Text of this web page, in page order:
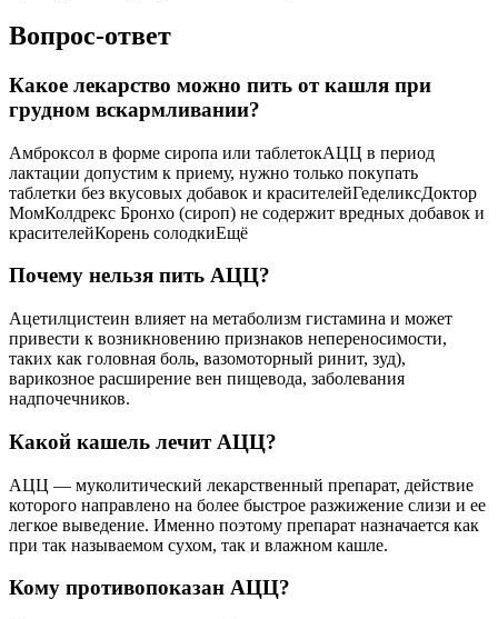
Вопрос-ответ
Какое лекарство можно пить от кашля при
грудном вскармливании?
Амброксол в форме сиропа или таблетокАЦЦ в период
лактации допустим к приему, нужно только покупать
таблетки без вкусовых добавок и красителейГеделиксДоктор
МомКолдрекс Бронхо (сироп) не содержит вредных добавок и
красителейКорень солодкиЕщё
Почему нельзя пить АЦЦ?
Ацетилцистеин влияет на метаболизм гистамина и может
привести к возникновению признаков непереносимости,
таких как головная боль, вазомоторный ринит, зуд),
варикозное расширение вен пищевода, заболевания
надпочечников.
Какой кашель лечит АЦЦ?
АЦЦ — муколитический лекарственный препарат, действие
которого направлено на более быстрое разжижение слизи и ее
легкое выведение. Именно поэтому препарат назначается как
при так называемом сухом, так и влажном кашле.
Кому противопоказан АЦЦ?